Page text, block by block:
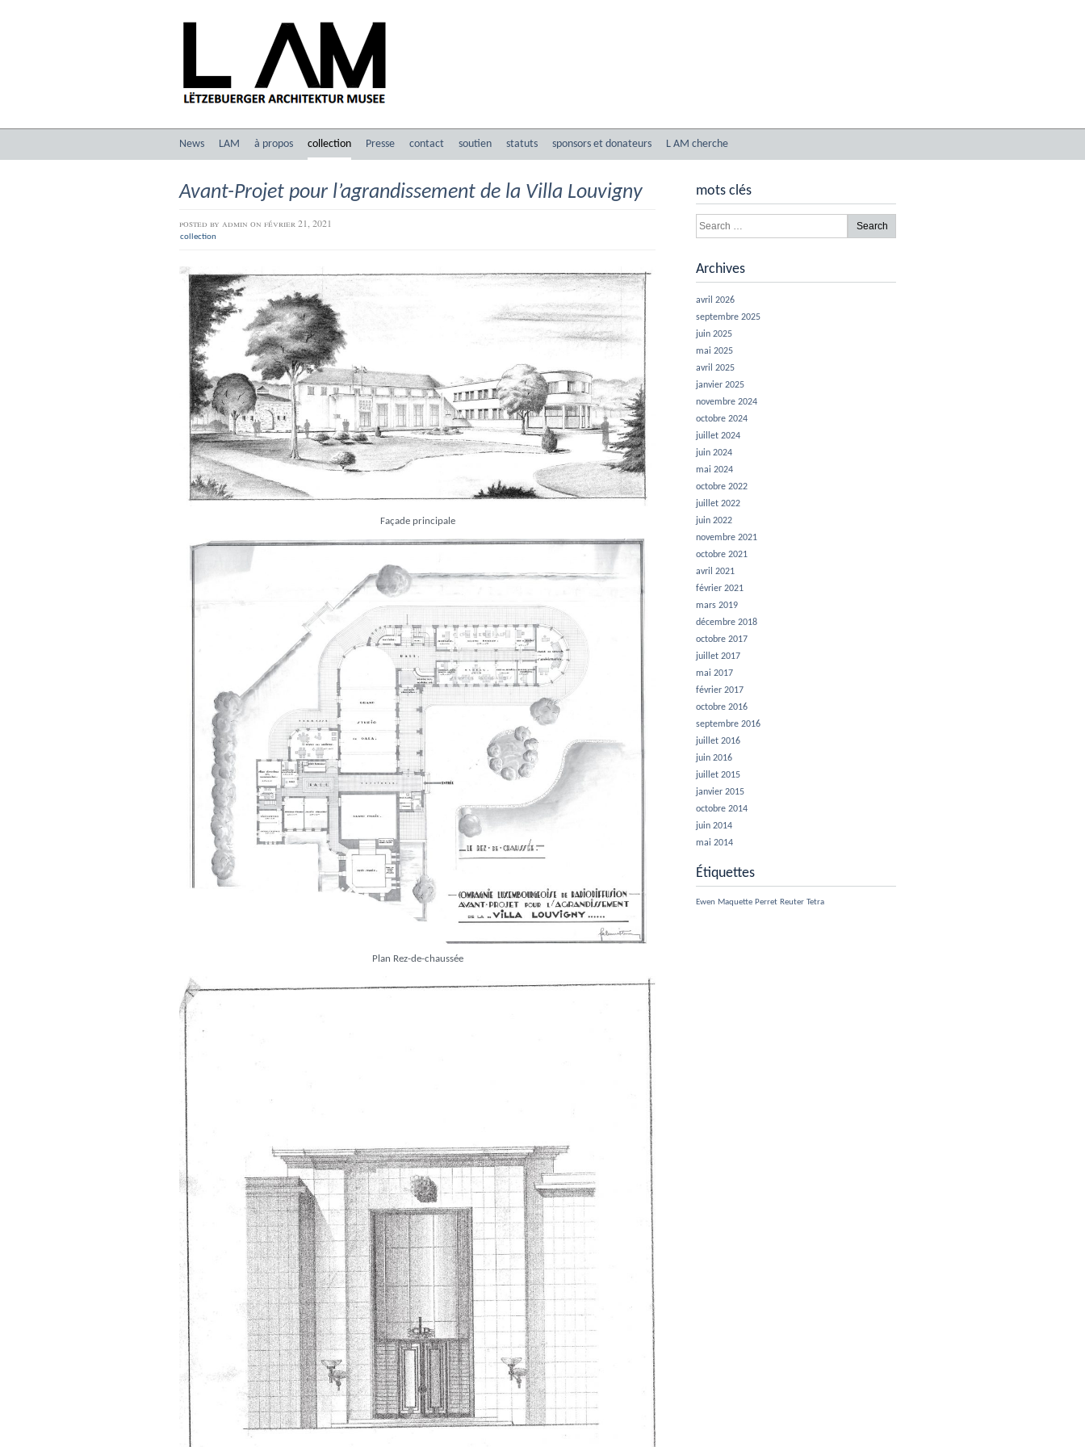
News LAM à propos collection Presse contact soutien statuts sponsors et donateurs L AM cherche
Avant-Projet pour l’agrandissement de la Villa Louvigny
posted by admin on février 21, 2021
collection
Façade principale
Plan Rez-de-chaussée
mots clés
Archives
avril 2026
septembre 2025
juin 2025
mai 2025
avril 2025
janvier 2025
novembre 2024
octobre 2024
juillet 2024
juin 2024
mai 2024
octobre 2022
juillet 2022
juin 2022
novembre 2021
octobre 2021
avril 2021
février 2021
mars 2019
décembre 2018
octobre 2017
juillet 2017
mai 2017
février 2017
octobre 2016
septembre 2016
juillet 2016
juin 2016
juillet 2015
janvier 2015
octobre 2014
juin 2014
mai 2014
Étiquettes
Ewen Maquette Perret Reuter Tetra